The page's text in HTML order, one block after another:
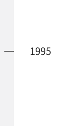
1995